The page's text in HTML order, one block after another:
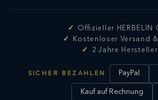
Offizieller HERBELIN
Kostenloser Versand
2 Jahre
SICHER BEZAHLEN PayPal
Kauf auf Rechnung